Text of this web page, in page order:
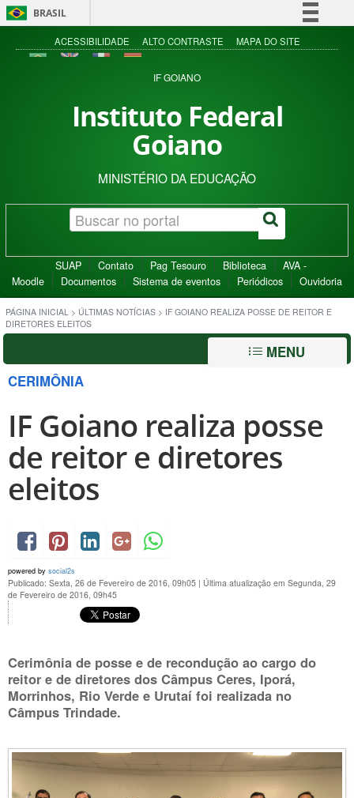
BRASIL
Simplifique!
Acesso à informação
ACESSIBILIDADE ALTO CONTRASTE MAPA DO SITE
IF GOIANO
Instituto Federal
Goiano
MINISTÉRIO DA EDUCAÇÃO
SUAP Contato Pag Tesouro Biblioteca
AVA -
Moodle
Documentos Sistema de eventos Periódicos Ouvidoria
PÁGINA INICIAL > ÚLTIMAS NOTÍCIAS > IF GOIANO REALIZA POSSE DE REITOR E
DIRETORES ELEITOS
MENU
CERIMÔNIA
IF Goiano realiza posse
de reitor e diretores
eleitos
powered by social2s
Publicado: Sexta, 26 de Fevereiro de 2016, 09h05 | Última atualização em Segunda, 29
de Fevereiro de 2016, 09h45
Cerimônia de posse e de recondução ao cargo do
reitor e de diretores dos Câmpus Ceres, Iporá,
Morrinhos, Rio Verde e Urutaí foi realizada no
Câmpus Trindade.